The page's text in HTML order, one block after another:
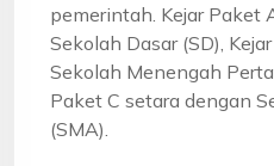
pemerintah. Kejar Paket
Sekolah Dasar (SD),
Sekolah Menengah
Paket C setara dengan
(SMA).